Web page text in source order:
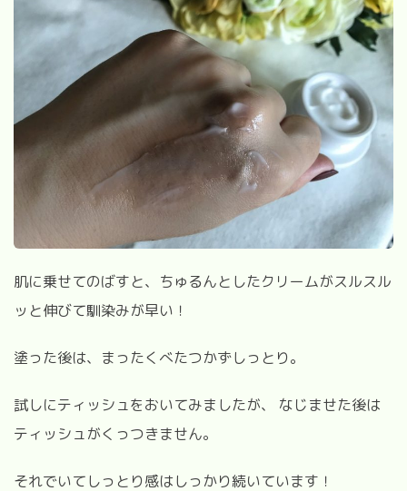
肌に乗せてのばすと、ちゅるんとしたクリームがスルスル
ッと伸びて馴染みが早い！
塗った後は、まったくべたつかずしっとり。
試しにティッシュをおいてみましたが、 なじませた後は
ティッシュがくっつきません。
それでいてしっとり感はしっかり続いています！